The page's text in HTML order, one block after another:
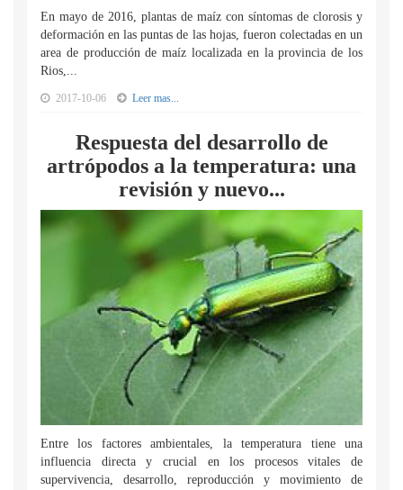
En mayo de 2016, plantas de maíz con síntomas de clorosis y
deformación en las puntas de las hojas, fueron colectadas en un
area de producción de maíz localizada en la provincia de los
Rios,...
2017-10-06 Leer mas...
Respuesta del desarrollo de
artrópodos a la temperatura: una
revisión y nuevo...
Entre los factores ambientales, la temperatura tiene una
influencia directa y crucial en los procesos vitales de
supervivencia, desarrollo, reproducción y movimiento de